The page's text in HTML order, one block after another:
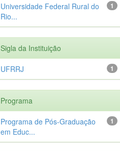
1
Universidade Federal Rural do
Rio...
Sigla da Instituição
1
UFRRJ
Programa
1
Programa de Pós-Graduação
em Educ...